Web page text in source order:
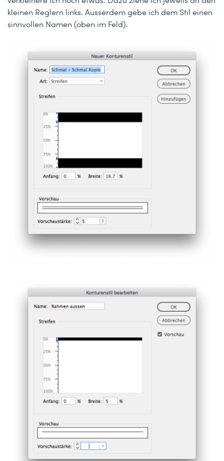
kleinen Reglern links. Ausserdem gebe ich dem Stil einen
sinnvollen Namen (oben im Feld).